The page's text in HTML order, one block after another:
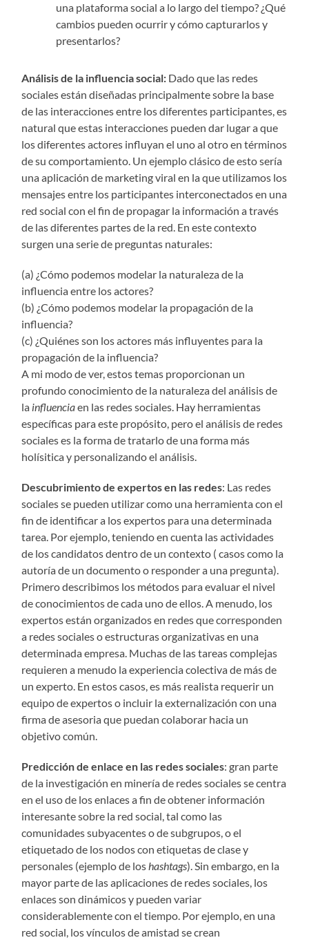
una plataforma social a lo largo del tiempo? ¿Qué
cambios pueden ocurrir y cómo capturarlos y
presentarlos?
Análisis de la influencia social: Dado que las redes
sociales están diseñadas principalmente sobre la base
de las interacciones entre los diferentes participantes, es
natural que estas interacciones pueden dar lugar a que
los diferentes actores influyan el uno al otro en términos
de su comportamiento. Un ejemplo clásico de esto sería
una aplicación de marketing viral en la que utilizamos los
mensajes entre los participantes interconectados en una
red social con el fin de propagar la información a través
de las diferentes partes de la red. En este contexto
surgen una serie de preguntas naturales:
(a) ¿Cómo podemos modelar la naturaleza de la
influencia entre los actores?
(b) ¿Cómo podemos modelar la propagación de la
influencia?
(c) ¿Quiénes son los actores más influyentes para la
propagación de la influencia?
A mi modo de ver, estos temas proporcionan un
profundo conocimiento de la naturaleza del análisis de
la influenciaen las redes sociales. Hay herramientas
específicas para este propósito, pero el análisis de redes
sociales es la forma de tratarlo de una forma más
holísitica y personalizando el análisis.
Descubrimiento de expertos en las redes: Las redes
sociales se pueden utilizar como una herramienta con el
fin de identificar a los expertos para una determinada
tarea. Por ejemplo, teniendo en cuenta las actividades
de los candidatos dentro de un contexto ( casos como la
autoría de un documento o responder a una pregunta).
Primero describimos los métodos para evaluar el nivel
de conocimientos de cada uno de ellos. A menudo, los
expertos están organizados en redes que corresponden
a redes sociales o estructuras organizativas en una
determinada empresa. Muchas de las tareas complejas
requieren a menudo la experiencia colectiva de más de
un experto. En estos casos, es más realista requerir un
equipo de expertos o incluir la externalización con una
firma de asesoria que puedan colaborar hacia un
objetivo común.
Predicción de enlace en las redes sociales: gran parte
de la investigación en minería de redes sociales se centra
en el uso de los enlaces a fin de obtener información
interesante sobre la red social, tal como las
comunidades subyacentes o de subgrupos, o el
etiquetado de los nodos con etiquetas de clase y
personales (ejemplo de loshashtags). Sin embargo, en la
mayor parte de las aplicaciones de redes sociales, los
enlaces son dinámicos y pueden variar
considerablemente con el tiempo. Por ejemplo, en una
red social, los vínculos de amistad se crean